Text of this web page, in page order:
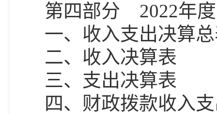
第四部分
2022年
一、 收入支出决算
二、收入决算表
三、支出决算表
四、 财政拨款收入